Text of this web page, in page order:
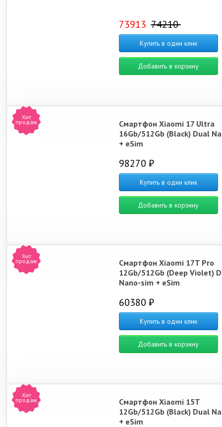
Xiaomi 17 Pro Max
Poco C85 Redmi 12
Xiaomi 14
Poco X6 Pro Note 13 4G Note
Note 13 Pro Plus Note 14 Pro 5G Note
73913 74210
Купить в один клик
Добавить в корзину
Хит
продаж
Смартфон Xiaomi 17 Ultra
16Gb/512Gb (Black) Dual
+ eSim
98270 ₽
Купить в один клик
Добавить в корзину
Хит
продаж
Смартфон Xiaomi 17T Pro
12Gb/512Gb (Deep Violet)
Nano-sim + eSim
60380 ₽
Купить в один клик
Добавить в корзину
Хит
продаж
Смартфон Xiaomi 15T
12Gb/512Gb (Black) Dual
+ eSim